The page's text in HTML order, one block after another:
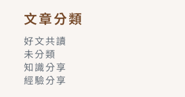
文章分類
好文共讀
未分類
知識分享
經驗分享